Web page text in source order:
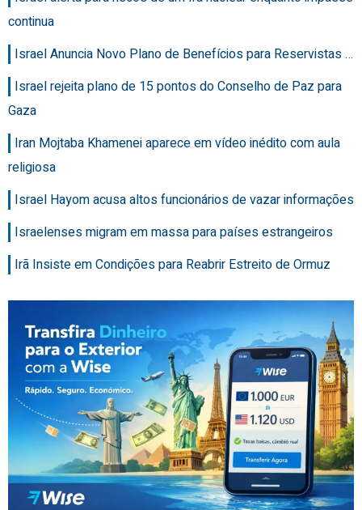
continua
Israel Anuncia Novo Plano de Benefícios para Reservistas …
Israel rejeita plano de 15 pontos do Conselho de Paz para
Gaza
Iran Mojtaba Khamenei aparece em vídeo inédito com aula
religiosa
Israel Hayom acusa altos funcionários de vazar informações
Israelenses migram em massa para países estrangeiros
Irã Insiste em Condições para Reabrir Estreito de Ormuz